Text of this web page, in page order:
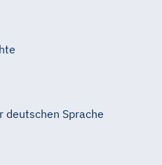
deutschen Sprache